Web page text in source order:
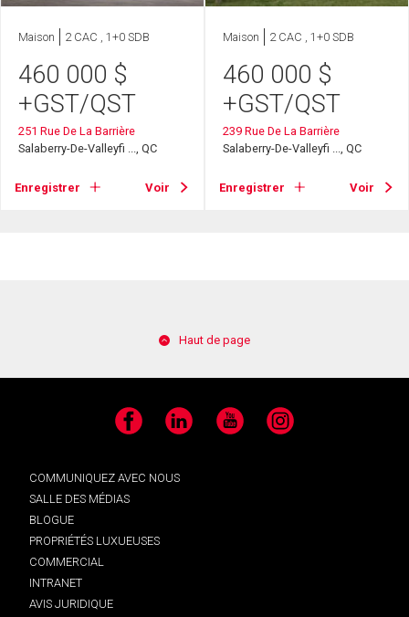
Maison 2 CAC , 1+0 SDB
460 000 $
+GST/QST
251 Rue De La Barrière
Salaberry-De-Valleyfi ..., QC
Enregistrer Voir
Maison 2 CAC , 1+0 SDB
460 000 $
+GST/QST
239 Rue De La Barrière
Salaberry-De-Valleyfi ..., QC
Enregistrer Voir
Haut de page
Facebook LinkedIn YouTube Instagram
COMMUNIQUEZ AVEC NOUS
SALLE DES MÉDIAS
BLOGUE
PROPRIÉTÉS LUXUEUSES
COMMERCIAL
INTRANET
AVIS JURIDIQUE